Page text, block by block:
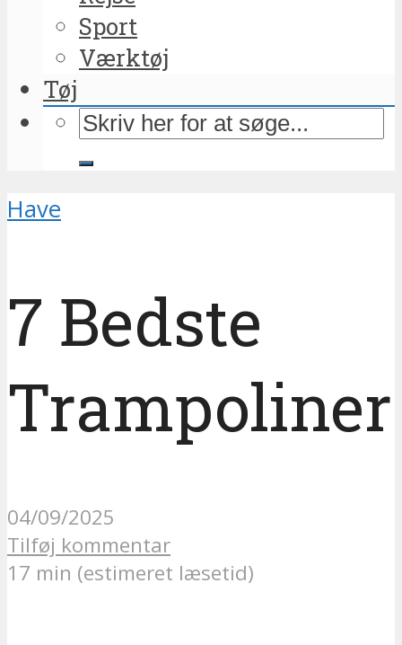
Sport
Værktøj
Tøj
Have
7 Bedste
Trampoliner
04/09/2025
Tilføj kommentar
17 min (estimeret læsetid)